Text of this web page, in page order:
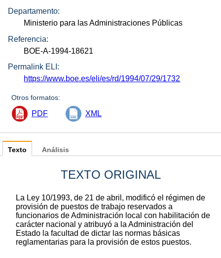
Departamento:
Ministerio para las Administraciones Públicas
Referencia:
BOE-A-1994-18621
Permalink ELI:
https://www.boe.es/eli/es/rd/1994/07/29/1732
Otros formatos:
PDF XML
Texto
TEXTO ORIGINAL
La Ley 10/1993, de 21 de abril, modificó el régimen de
provisión de puestos de trabajo reservados a
funcionarios de Administración local con habilitación de
carácter nacional y atribuyó a la Administración del
Estado la facultad de dictar las normas básicas
reglamentarias para la provisión de estos puestos.
Análisis